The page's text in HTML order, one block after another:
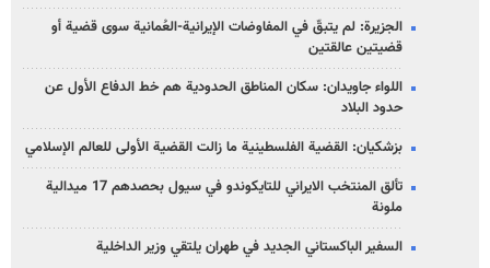
الجزيرة: لم يتبقّ في المفاوضات الإيرانية-العُمانية سوى قضية أو
قضيتين عالقتين
اللواء جاويدان: سكان المناطق الحدودية هم خط الدفاع الأول عن
حدود البلاد
بزشكيان: القضية الفلسطينية ما زالت القضية الأولى للعالم الإسلامي
تألق المنتخب الايراني للتايكوندو في سيول بحصدهم 17 ميدالية
ملونة
السفير الباكستاني الجديد في طهران يلتقي وزير الداخلية